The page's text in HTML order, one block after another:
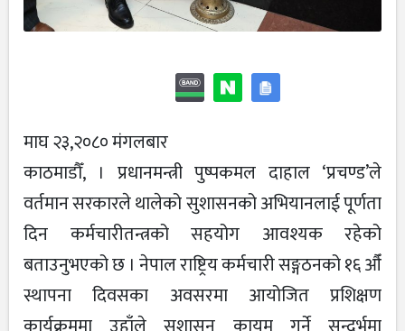
माघ २३,२०८० मंगलबार
काठमाडौँ, । प्रधानमन्त्री पुष्पकमल दाहाल ‘प्रचण्ड’ले
वर्तमान सरकारले थालेको सुशासनको अभियानलाई पूर्णता
दिन कर्मचारीतन्त्रको सहयोग आवश्यक रहेको
बताउनुभएको छ । नेपाल राष्ट्रिय कर्मचारी सङ्गठनको १६ औँ
स्थापना दिवसका अवसरमा आयोजित प्रशिक्षण